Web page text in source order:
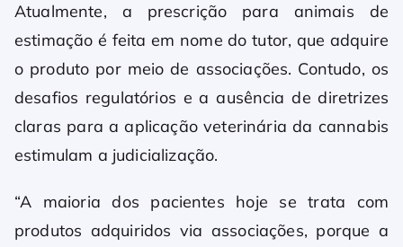
Atualmente, a prescrição para animais de
estimação é feita em nome do tutor, que adquire
o produto por meio de associações. Contudo, os
desafios regulatórios e a ausência de diretrizes
claras para a aplicação veterinária da cannabis
estimulam a judicialização.
“A maioria dos pacientes hoje se trata com
produtos adquiridos via associações, porque a